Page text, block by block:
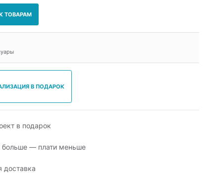
ТОВАРАМ
В ПОДАРОК
в подарок
больше — плати меньше
доставка